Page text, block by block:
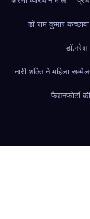
डॉ राम कुमार
डॉ.नरेश
नारी शक्ति ने महिला
फैशनफोर्टी